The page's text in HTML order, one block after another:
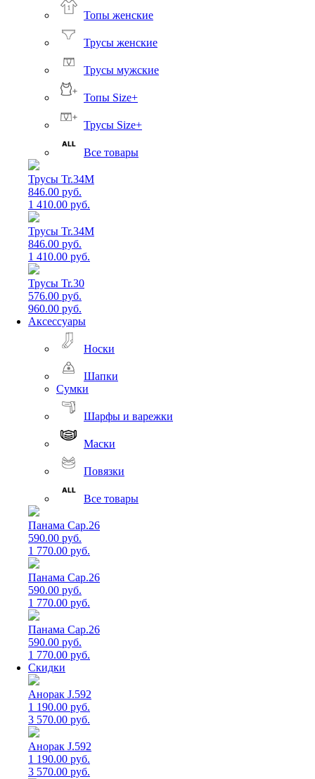
Топы женские
Трусы женские
Трусы мужские
Топы Size+
Трусы Size+
Все товары
Трусы Tr.34M
846.00 руб.
1 410.00 руб.
Трусы Tr.34M
846.00 руб.
1 410.00 руб.
Трусы Tr.30
576.00 руб.
960.00 руб.
Аксессуары
Носки
Шапки
Сумки
Шарфы и варежки
Маски
Повязки
Все товары
Панама Cap.26
590.00 руб.
1 770.00 руб.
Панама Cap.26
590.00 руб.
1 770.00 руб.
Панама Cap.26
590.00 руб.
1 770.00 руб.
Скидки
Анорак J.592
1 190.00 руб.
3 570.00 руб.
Анорак J.592
1 190.00 руб.
3 570.00 руб.